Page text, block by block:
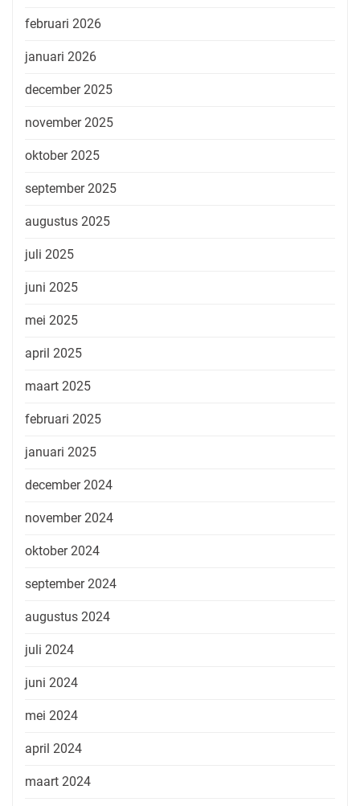
februari 2026
januari 2026
december 2025
november 2025
oktober 2025
september 2025
augustus 2025
juli 2025
juni 2025
mei 2025
april 2025
maart 2025
februari 2025
januari 2025
december 2024
november 2024
oktober 2024
september 2024
augustus 2024
juli 2024
juni 2024
mei 2024
april 2024
maart 2024